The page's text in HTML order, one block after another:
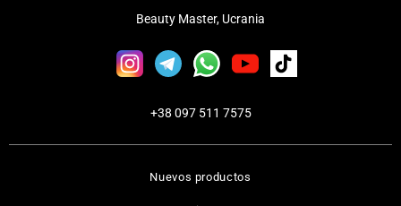
Nuevos productos
Beauty Master, Ucrania
+38 097 511 7575